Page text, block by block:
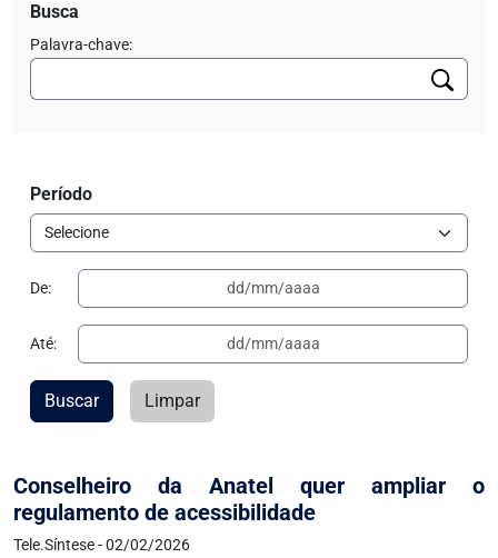
Conselheiro da Anatel quer ampliar o
regulamento de acessibilidade
Tele.Síntese - 02/02/2026
Busca
Palavra-chave:
Período
De:
Até:
Buscar Limpar